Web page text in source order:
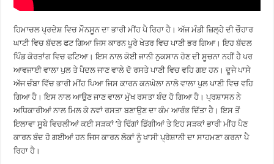
ਹਿਮਾਚਲ ਪ੍ਰਦੇਸ਼ ਵਿਚ ਮੌਨਸੂਨ ਦਾ ਭਾਰੀ ਮੀਂਹ ਪੈ ਰਿਹਾ ਹੈ। ਅੱਜ ਮੰਡੀ ਜ਼ਿਲ੍ਹੇ ਦੀ ਚੌਹਾਰ
ਘਾਟੀ ਵਿਚ ਬੱਦਲ ਫਟ ਗਿਆ ਜਿਸ ਕਾਰਨ ਪੂਰੇ ਖੇਤਰ ਵਿਚ ਪਾਣੀ ਭਰ ਗਿਆ। ਇਹ ਬੱਦਲ
ਪਿੰਡ ਕੋਰਤਾਂਗ ਵਿਚ ਫਟਿਆ। ਇਸ ਨਾਲ ਕੋਈ ਜਾਨੀ ਨੁਕਸਾਨ ਹੋਣ ਦੀ ਸੂਚਨਾ ਨਹੀਂ ਹੈ ਪਰ
ਆਵਜਾਈ ਵਾਲਾ ਪੁਲ ਤੇ ਪੈਦਲ ਜਾਣ ਵਾਲੇ ਦੋ ਰਸਤੇ ਪਾਣੀ ਵਿਚ ਵਹਿ ਗੲ ਹਨ। ਦੂਜੇ ਪਾਸੇ
ਅੱਜ ਚੰਬਾ ਵਿੱਚ ਭਾਰੀ ਮੀਂਹ ਪਿਆ ਜਿਸ ਕਾਰਨ ਕਨਘੇਲਾ ਨਾਲੇ ਵਾਲਾ ਪੁਲ ਪਾਣੀ ਵਿਚ ਵਹਿ
ਗਿਆ ਹੈ। ਇਸ ਨਾਲ ਆਉਣ ਜਾਣ ਵਾਲਾ ਮੁੱਖ ਰਸਤਾ ਬੰਦ ਹੋ ਗਿਆ ਹੈ। ਪ੍ਰਸ਼ਾਸਨ ਨੇ
ਅਧਿਕਾਰੀਆਂ ਨਾਲ ਮਿਲ ਕੇ ਨਵਾਂ ਰਸਤਾ ਬਣਾਉਣ ਦਾ ਕੰਮ ਆਰੰਭ ਦਿੱਤਾ ਹੈ। ਇਸ ਤੋਂ
ਇਲਾਵਾ ਸੂਬੇ ਵਿਚਲੀਆਂ ਕਈ ਸੜਕਾਂ ’ਤੇ ਢਿੱਗਾਂ ਡਿੱਗੀਆਂ ਤੇ ਇਹ ਸੜਕਾਂ ਭਾਰੀ ਮੀਂਹ ਪੈਣ
ਕਾਰਨ ਬੰਦ ਹੋ ਗਈਆਂ ਹਨ ਜਿਸ ਕਾਰਨ ਲੋਕਾਂ ਨੂੰ ਖਾਸੀ ਪ੍ਰੇਸ਼ਾਨੀ ਦਾ ਸਾਹਮਣਾ ਕਰਨਾ ਪੈ
ਰਿਹਾ ਹੈ।